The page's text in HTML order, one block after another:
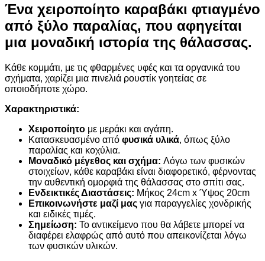
Ένα χειροποίητο καραβάκι φτιαγμένο
από ξύλο παραλίας, που αφηγείται
μια μοναδική ιστορία της θάλασσας.
Κάθε κομμάτι, με τις φθαρμένες υφές και τα οργανικά του
σχήματα, χαρίζει μια πινελιά ρουστίκ γοητείας σε
οποιοδήποτε χώρο.
Χαρακτηριστικά:
Χειροποίητο με μεράκι και αγάπη.
Κατασκευασμένο από φυσικά υλικά, όπως ξύλο
παραλίας και κοχύλια.
Μοναδικό μέγεθος και σχήμα: Λόγω των φυσικών
στοιχείων, κάθε καραβάκι είναι διαφορετικό, φέρνοντας
την αυθεντική ομορφιά της θάλασσας στο σπίτι σας.
Ενδεικτικές Διαστάσεις: Μήκος 24cm x Ύψος 20cm
Επικοινωνήστε μαζί μας για παραγγελίες χονδρικής
και ειδικές τιμές.
Σημείωση: Το αντικείμενο που θα λάβετε μπορεί να
διαφέρει ελαφρώς από αυτό που απεικονίζεται λόγω
των φυσικών υλικών.